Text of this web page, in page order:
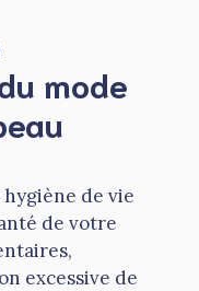
mode
de vie
de votre
excessive de